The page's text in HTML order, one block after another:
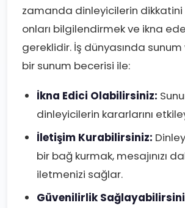
zamanda dinleyicilerin dikkatini
onları bilgilendirmek ve ikna
gereklidir. İş dünyasında
bir sunum becerisi ile:
İkna Edici Olabilirsiniz:
dinleyicilerin kararlarını
İletişim Kurabilirsiniz:
bir bağ kurmak, mesajınızı
iletmenizi sağlar.
Güvenilirlik